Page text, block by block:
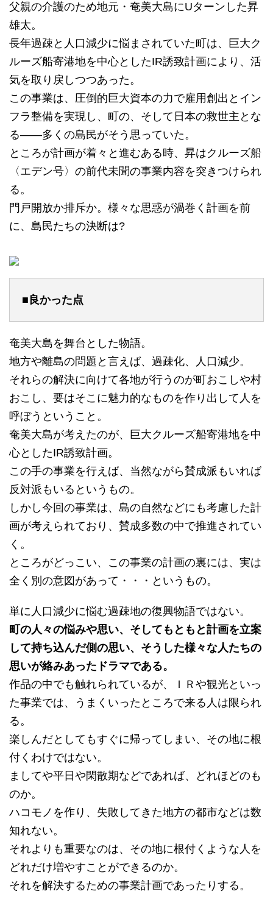
父親の介護のため地元・奄美大島にUターンした昇
雄太。
長年過疎と人口減少に悩まされていた町は、巨大ク
ルーズ船寄港地を中心としたIR誘致計画により、活
気を取り戻しつつあった。
この事業は、圧倒的巨大資本の力で雇用創出とイン
フラ整備を実現し、町の、そして日本の救世主とな
る――多くの島民がそう思っていた。
ところが計画が着々と進むある時、昇はクルーズ船
〈エデン号〉の前代未聞の事業内容を突きつけられ
る。
門戸開放か排斥か。様々な思惑が渦巻く計画を前
に、島民たちの決断は?
■良かった点
奄美大島を舞台とした物語。
地方や離島の問題と言えば、過疎化、人口減少。
それらの解決に向けて各地が行うのが町おこしや村
おこし、要はそこに魅力的なものを作り出して人を
呼ぼうということ。
奄美大島が考えたのが、巨大クルーズ船寄港地を中
心としたIR誘致計画。
この手の事業を行えば、当然ながら賛成派もいれば
反対派もいるというもの。
しかし今回の事業は、島の自然などにも考慮した計
画が考えられており、賛成多数の中で推進されてい
く。
ところがどっこい、この事業の計画の裏には、実は
全く別の意図があって・・・というもの。
単に人口減少に悩む過疎地の復興物語ではない。
町の人々の悩みや思い、そしてもともと計画を立案
して持ち込んだ側の思い、そうした様々な人たちの
思いが絡みあったドラマである。
作品の中でも触れられているが、ＩＲや観光といっ
た事業では、うまくいったところで来る人は限られ
る。
楽しんだとしてもすぐに帰ってしまい、その地に根
付くわけではない。
ましてや平日や閑散期などであれば、どれほどのも
のか。
ハコモノを作り、失敗してきた地方の都市などは数
知れない。
それよりも重要なのは、その地に根付くような人を
どれだけ増やすことができるのか。
それを解決するための事業計画であったりする。